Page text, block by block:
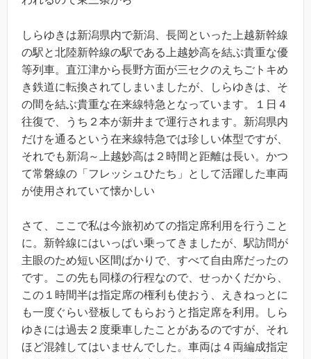
しらゆきは新潟県内で新潟、長岡といった上越新幹線
の駅と北陸新幹線の駅である上越妙高を結ぶ貴重な優
等列車。直江津から長野方面が三セクのえちごトキめ
き鉄道に転換されてしまいましたが、しらゆきは、そ
の間を結ぶ貴重な在来線特急となっています。１日４
往復で、うち２本が新井まで運行されます。新潟県内
だけを通るという在来線特急では珍しい体型ですが、
それでも新潟～上越妙高は２時間と距離は長い。かつ
て常磐線の「フレッシュひたち」として活躍した車両
が使用されていて懐かしい
さて、ここで私は今旅初めての指定席利用を行うこと
に。新幹線にはいっぱい乗ってきましたが、駅訪問が
主眼のため短い区間ばかりで、すべて自由席だったの
です。この先も同様の行程なので、せっかくだから、
この１時間半は指定席の権利も使おう、えきねっとに
も一度ぐらい登板してもらおうと指定席を利用。しら
ゆきには過去２度乗車したことがあるのですが、それ
ほど混雑してはいませんでした。車両は４両編成指定